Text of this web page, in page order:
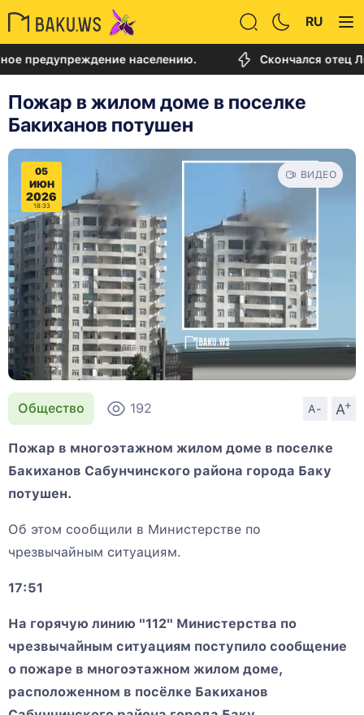
RU
населению. Скончался отец
Пожар в жилом доме в поселке
Бакиханов потушен
05
ИЮН
2026
18:33
ВИДЕО
Общество 192 A- A
+
Пожар в многоэтажном жилом доме в поселке
Бакиханов Сабунчинского района города Баку
потушен.
Об этом сообщили в Министерстве по
чрезвычайным ситуациям.
17:51
На горячую линию "112" Министерства по
чрезвычайным ситуациям поступило сообщение
о пожаре в многоэтажном жилом доме,
расположенном в посёлке Бакиханов